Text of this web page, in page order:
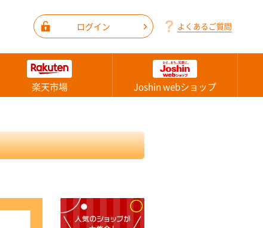
ログイン よくあるご質問
楽天市場 Joshin webショップ